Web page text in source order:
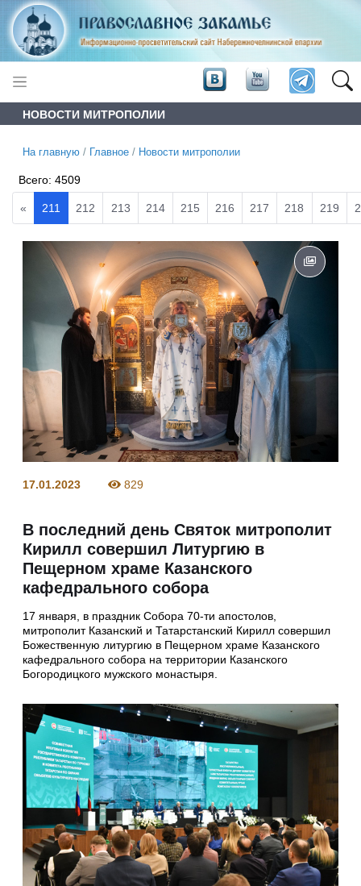
НОВОСТИ МИТРОПОЛИИ
На главную / Главное / Новости митрополии
Всего:4509
« 211 212 213 214 215 216 217 218 219
17.01.2023 829
В последний день Святок митрополит
Кирилл совершил Литургию в
Пещерном храме Казанского
кафедрального собора
17 января, в праздник Собора 70-ти апостолов,
митрополит Казанский и Татарстанский Кирилл совершил
Божественную литургию в Пещерном храме Казанского
кафедрального собора на территории Казанского
Богородицкого мужского монастыря.